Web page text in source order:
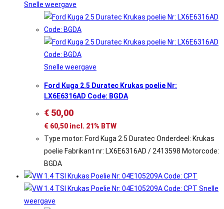
Snelle weergave
Snelle weergave
Ford Kuga 2.5 Duratec Krukas poelie Nr:
LX6E6316AD Code: BGDA
€ 50,00
€ 60,50 incl. 21% BTW
Type motor: Ford Kuga 2.5 Duratec Onderdeel: Krukas
poelie Fabrikant nr: LX6E6316AD / 2413598 Motorcode:
BGDA
Snelle
weergave